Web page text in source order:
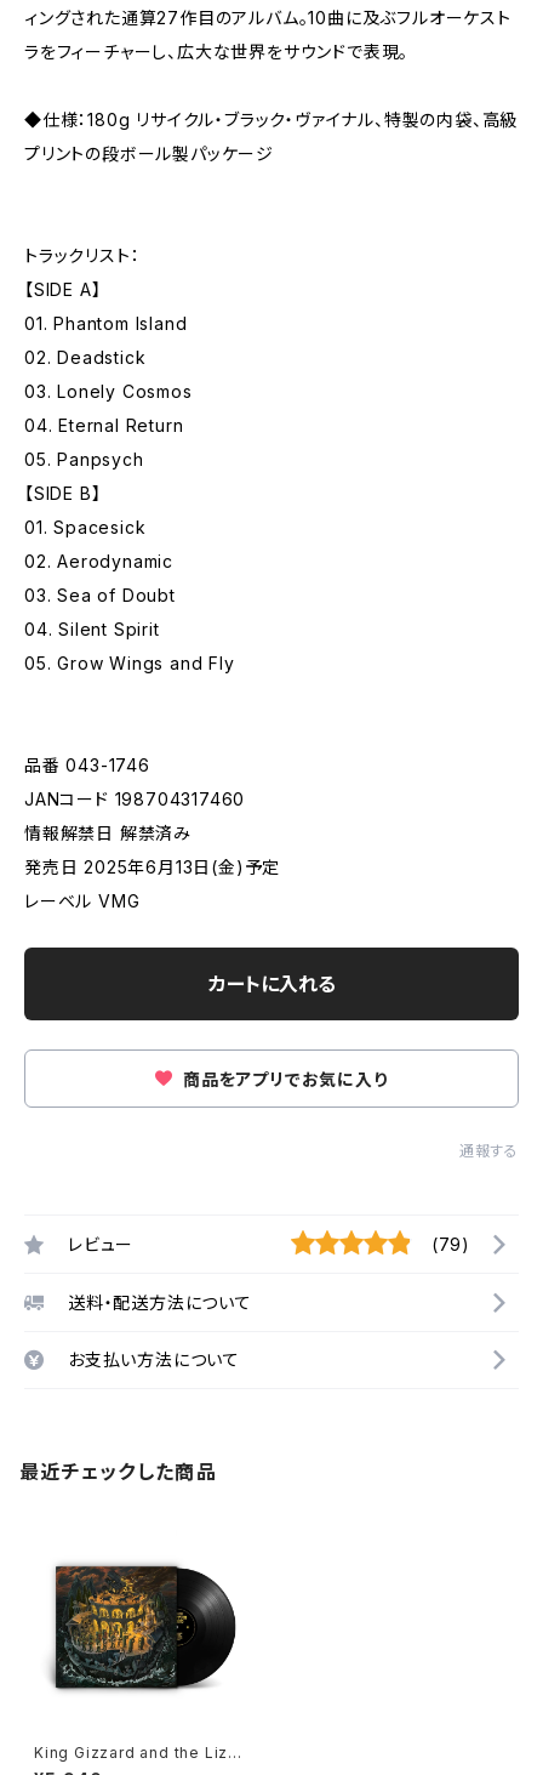
ィングされた通算27作目のアルバム。10曲に及ぶフルオーケスト
ラをフィーチャーし、広大な世界をサウンドで表現。
◆仕様：180g リサイクル・ブラック・ヴァイナル、特製の内袋、高級
プリントの段ボール製パッケージ
トラックリスト：
【SIDE A】
01. Phantom Island
02. Deadstick
03. Lonely Cosmos
04. Eternal Return
05. Panpsych
【SIDE B】
01. Spacesick
02. Aerodynamic
03. Sea of Doubt
04. Silent Spirit
05. Grow Wings and Fly
品番 043-1746
JANコード 198704317460
情報解禁日 解禁済み
発売日 2025年6月13日(金)予定
レーベル VMG
カートに入れる
商品をアプリでお気に入り
通報する
レビュー (79)
送料・配送方法について
お支払い方法について
最近チェックした商品
King Gizzard and the Lizar
d Wizard - Phantom Island